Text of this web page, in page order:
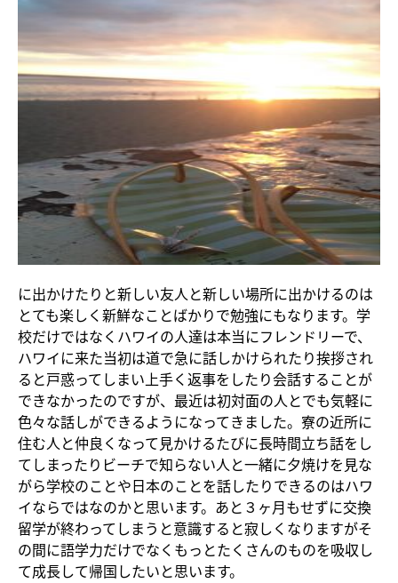
に出かけたりと新しい友人と新しい場所に出かけるのは
とても楽しく新鮮なことばかりで勉強にもなります。学
校だけではなくハワイの人達は本当にフレンドリーで、
ハワイに来た当初は道で急に話しかけられたり挨拶され
ると戸惑ってしまい上手く返事をしたり会話することが
できなかったのですが、最近は初対面の人とでも気軽に
色々な話しができるようになってきました。寮の近所に
住む人と仲良くなって見かけるたびに長時間立ち話をし
てしまったりビーチで知らない人と一緒に夕焼けを見な
がら学校のことや日本のことを話したりできるのはハワ
イならではなのかと思います。あと３ヶ月もせずに交換
留学が終わってしまうと意識すると寂しくなりますがそ
の間に語学力だけでなくもっとたくさんのものを吸収し
て成長して帰国したいと思います。